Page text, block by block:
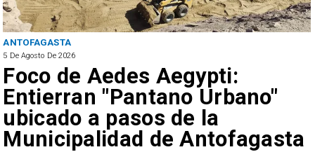
ANTOFAGASTA
5 De Agosto De 2026
Foco de Aedes Aegypti:
Entierran "Pantano Urbano"
ubicado a pasos de la
Municipalidad de Antofagasta